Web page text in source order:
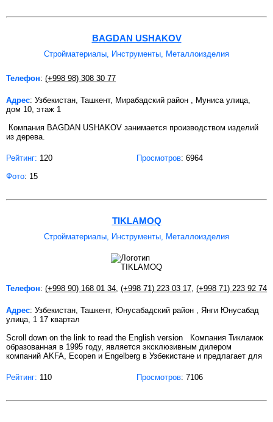
BAGDAN USHAKOV
Стройматериалы, Инструменты, Металлоизделия
Телефон: (+998 98) 308 30 77
Адрес: Узбекистан, Ташкент, Мирабадский район , Муниса улица,
дом 10, этаж 1
Компания BAGDAN USHAKOV занимается производством изделий
из дерева.
Рейтинг: 120 Просмотров: 6964
Фото: 15
TIKLAMOQ
Стройматериалы, Инструменты, Металлоизделия
Телефон: (+998 90) 168 01 34, (+998 71) 223 03 17, (+998 71) 223 92 74
Адрес: Узбекистан, Ташкент, Юнусабадский район , Янги Юнусабад
улица, 1 17 квартал
Scroll down on the link to read the English version Компания Тикламок
образованная в 1995 году, является эксклюзивным дилером
компаний AKFA, Ecopen и Engelberg в Узбекистане и предлагает для
Рейтинг: 110 Просмотров: 7106